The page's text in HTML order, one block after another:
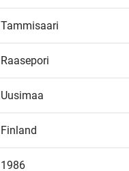
Tammisaari
Raasepori
Uusimaa
Finland
1986